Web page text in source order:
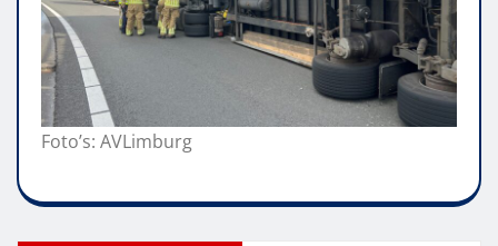
Foto’s: AVLimburg